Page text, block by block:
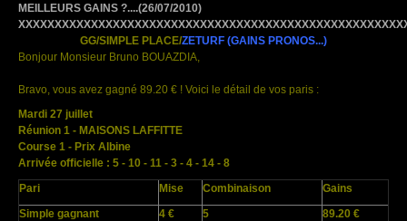
MEILLEURS GAINS ?....(26/07/2010)
GG/SIMPLE PLACE/ZETURF (GAINS PRONOS...)
Bonjour Monsieur Bruno BOUAZDIA,
Bravo, vous avez gagné 89.20 € ! Voici le détail de vos paris :
Mardi 27 juillet
Réunion 1 - MAISONS LAFFITTE
Course 1 - Prix Albine
Arrivée officielle : 5 - 10 - 11 - 3 - 4 - 14 - 8
Pari
Mise Combinaison
Gains
Simple gagnant
4 € 5
89.20 €